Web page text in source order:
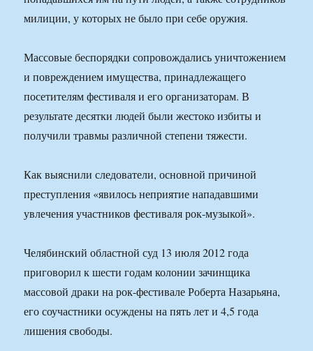
милиции, у которых не было при себе оружия.
Массовые беспорядки сопровождались уничтожением
и повреждением имущества, принадлежащего
посетителям фестиваля и его организаторам. В
результате десятки людей были жестоко избиты и
получили травмы различной степени тяжести.
Как выяснили следователи, основной причиной
преступления «явилось неприятие нападавшими
увлечения участников фестиваля рок-музыкой».
Челябинский областной суд 13 июля 2012 года
приговорил к шести годам колонии зачинщика
массовой драки на рок-фестивале Роберта Назарьяна,
его соучастники осуждены на пять лет и 4,5 года
лишения свободы.